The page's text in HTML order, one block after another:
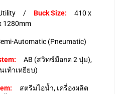
Utility / Buck Size: 410 x
1280mm
Automatic (Pneumatic)
AB (สวิทซ์มือกด 2 ปุ่ม),
เท้าเหยียบ)
สตรีมไอน้ำ, เครื่องผลิต